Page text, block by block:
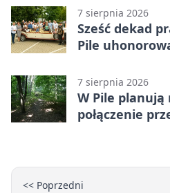
7 sierpnia 2026
Sześć dekad
Pile
7 sierpnia 2026
W Pile planują
połączenie
<< Poprzedni